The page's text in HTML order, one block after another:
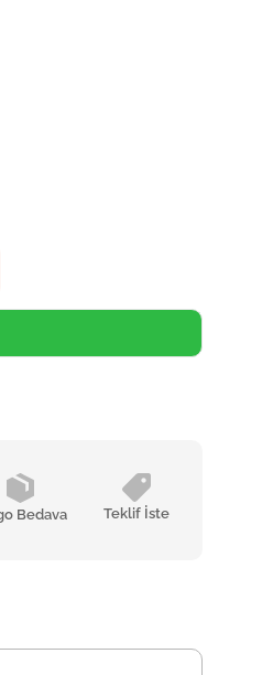
Bedava Teklif İste